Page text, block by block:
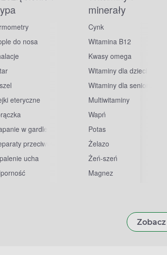
do nosa
eteryczne
w gardle
przeciwwirusowe
ucha
minerały
Cynk
Witamina B12
Kwasy omega
Witaminy dla dzieci
Witaminy dla seniorów
Multiwitaminy
Wapń
Potas
Żelazo
Żeń-szeń
Magnez